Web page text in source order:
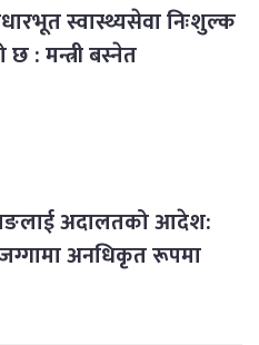
स्वास्थ्यसेवा निःशुल्क
छ : मन्त्री बस्नेत
अदालतको आदेश:
जग्गामा अनधिकृत रूपमा